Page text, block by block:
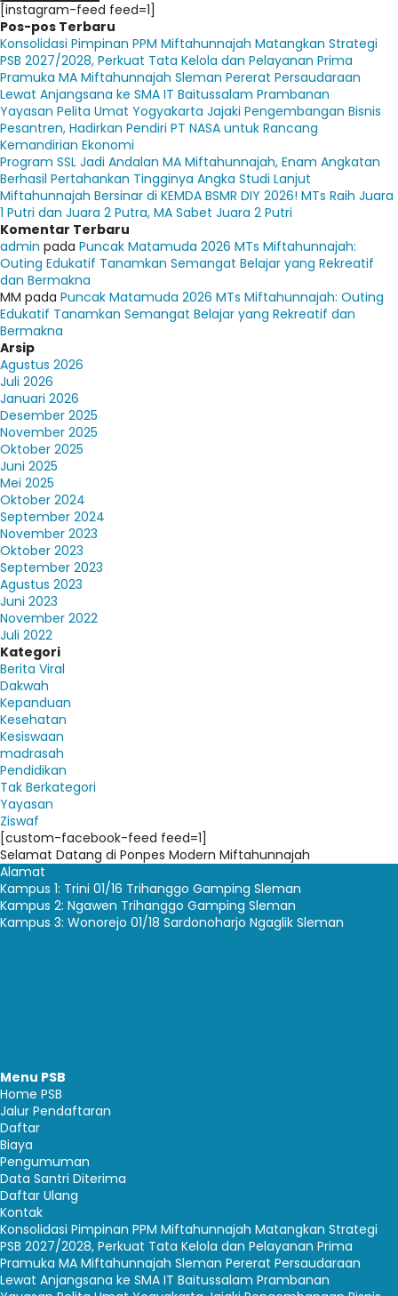
[instagram-feed feed=1]
Pos-pos Terbaru
Konsolidasi Pimpinan PPM Miftahunnajah Matangkan Strategi
PSB 2027/2028, Perkuat Tata Kelola dan Pelayanan Prima
Pramuka MA Miftahunnajah Sleman Pererat Persaudaraan
Lewat Anjangsana ke SMA IT Baitussalam Prambanan
Yayasan Pelita Umat Yogyakarta Jajaki Pengembangan Bisnis
Pesantren, Hadirkan Pendiri PT NASA untuk Rancang
Kemandirian Ekonomi
Program SSL Jadi Andalan MA Miftahunnajah, Enam Angkatan
Berhasil Pertahankan Tingginya Angka Studi Lanjut
Miftahunnajah Bersinar di KEMDA BSMR DIY 2026! MTs Raih Juara
1 Putri dan Juara 2 Putra, MA Sabet Juara 2 Putri
Komentar Terbaru
admin pada Puncak Matamuda 2026 MTs Miftahunnajah:
Outing Edukatif Tanamkan Semangat Belajar yang Rekreatif
dan Bermakna
MM pada Puncak Matamuda 2026 MTs Miftahunnajah: Outing
Edukatif Tanamkan Semangat Belajar yang Rekreatif dan
Bermakna
Arsip
Agustus 2026
Juli 2026
Januari 2026
Desember 2025
November 2025
Oktober 2025
Juni 2025
Mei 2025
Oktober 2024
September 2024
November 2023
Oktober 2023
September 2023
Agustus 2023
Juni 2023
November 2022
Juli 2022
Kategori
Berita Viral
Dakwah
Kepanduan
Kesehatan
Kesiswaan
madrasah
Pendidikan
Tak Berkategori
Yayasan
Ziswaf
[custom-facebook-feed feed=1]
Selamat Datang di Ponpes Modern Miftahunnajah
Alamat
Kampus 1: Trini 01/16 Trihanggo Gamping Sleman
Kampus 2: Ngawen Trihanggo Gamping Sleman
Kampus 3: Wonorejo 01/18 Sardonoharjo Ngaglik Sleman
Menu PSB
Home PSB
Jalur Pendaftaran
Daftar
Biaya
Pengumuman
Data Santri Diterima
Daftar Ulang
Kontak
Konsolidasi Pimpinan PPM Miftahunnajah Matangkan Strategi
PSB 2027/2028, Perkuat Tata Kelola dan Pelayanan Prima
Pramuka MA Miftahunnajah Sleman Pererat Persaudaraan
Lewat Anjangsana ke SMA IT Baitussalam Prambanan